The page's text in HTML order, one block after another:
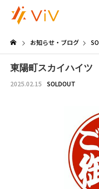
お知らせ・ブログ
東陽町スカイハイツ
2025.02.15 SOLDOUT